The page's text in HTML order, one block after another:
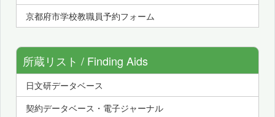
京都府市学校教職員予約フォーム
所蔵リスト / Finding Aids
日文研データベース
契約データベース・電子ジャーナル